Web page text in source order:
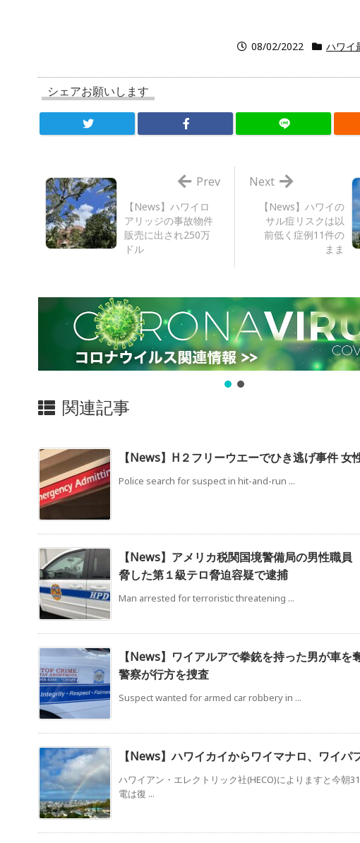
08/02/2022 ハワイ
シェアお願いします
【News】ハワイの
サル痘リスクは以
前低く症例11件の
まま
Next
【News】ハワイロ
アリッジの事故物件
販売に出され250万
ドル
Prev
関連記事
【News】H２フリーウエーでひき逃げ事件 女
Police search for suspect in hit-and-run ...
【News】アメリカ税関国境警備局の男性職
脅した第１級テロ脅迫容疑で逮捕
Man arrested for terroristic threatening ...
【News】ワイアルアで拳銃を持った男が車を
警察が行方を捜査
Suspect wanted for armed car robbery in ...
【News】ハワイカイからワイマナロ、ワイパ
ハワイアン・エレクトリック社(HECO)によりますと今朝
電は復 ...